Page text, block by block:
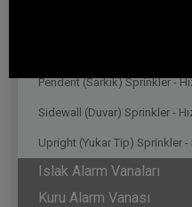
Pendent (Sarkık) Sprinkler -
Sidewall (Duvar) Sprinkler -
Upright (Yukar Tip) Sprinkler -
Islak Alarm Vanaları
Kuru Alarm Vanası